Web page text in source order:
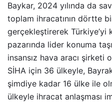
Baykar, 2024 yılında da
toplam ihracatının dörtte
gerçekleştirerek Türkiye’yi
pazarında lider konuma
insansız hava aracı şirketi
SİHA için 36 ülkeyle,
şimdiye kadar 16 ülke ile
ülkeyle ihracat anlaşması